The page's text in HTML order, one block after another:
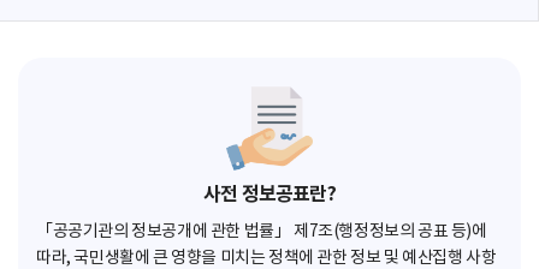
사전 정보공표란?
「공공기관의 정보공개에 관한 법률」 제7조(행정정보의 공표 등)에
따라, 국민생활에 큰 영향을 미치는 정책에 관한 정보 및 예산집행 사항